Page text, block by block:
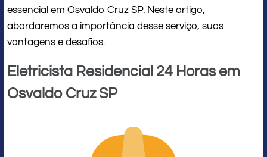
essencial em Osvaldo Cruz SP. Neste artigo,
abordaremos a importância desse serviço, suas
vantagens e desafios.
Eletricista Residencial 24 Horas em
Osvaldo Cruz SP